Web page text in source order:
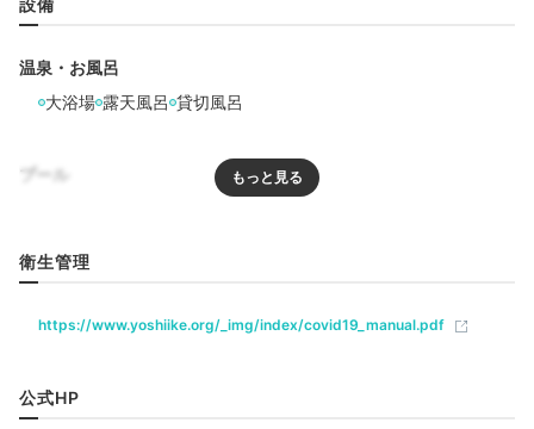
Onsen
源泉掛け流し♡
設備
温泉・お風呂
大浴場 露天風呂 貸切風呂
プール
リラクゼーション
レストラン
衛生管理
https://www.yoshiike.org/_img/index/covid19_manual.pdf
公式HP